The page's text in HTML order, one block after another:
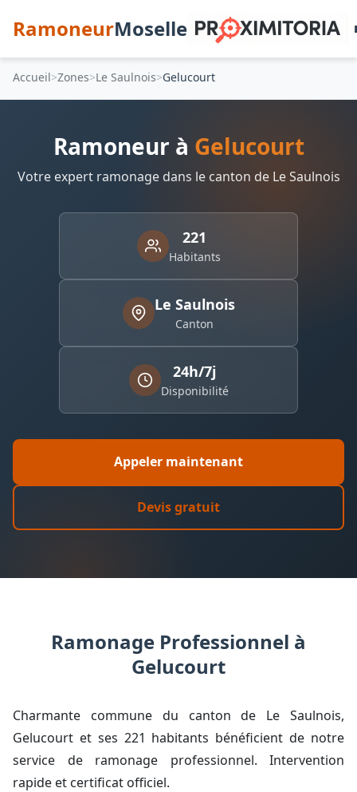
RamoneurMoselle
Accueil Zones Le Saulnois Gelucourt
Ramoneur à Gelucourt
Votre expert ramonage dans le canton de Le Saulnois
221
Habitants
Le Saulnois
Canton
24h/7j
Disponibilité
Appeler maintenant
Devis gratuit
Ramonage Professionnel à
Gelucourt
Charmante commune du canton de Le Saulnois,
Gelucourt et ses 221 habitants bénéficient de notre
service de ramonage professionnel. Intervention
rapide et certificat officiel.